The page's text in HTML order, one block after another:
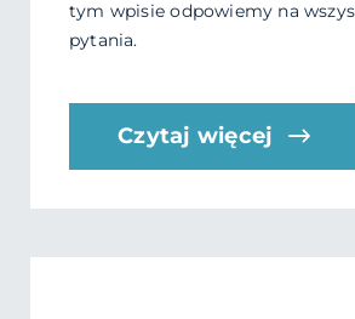
tym wpisie odpowiemy na
pytania.
Czytaj więcej